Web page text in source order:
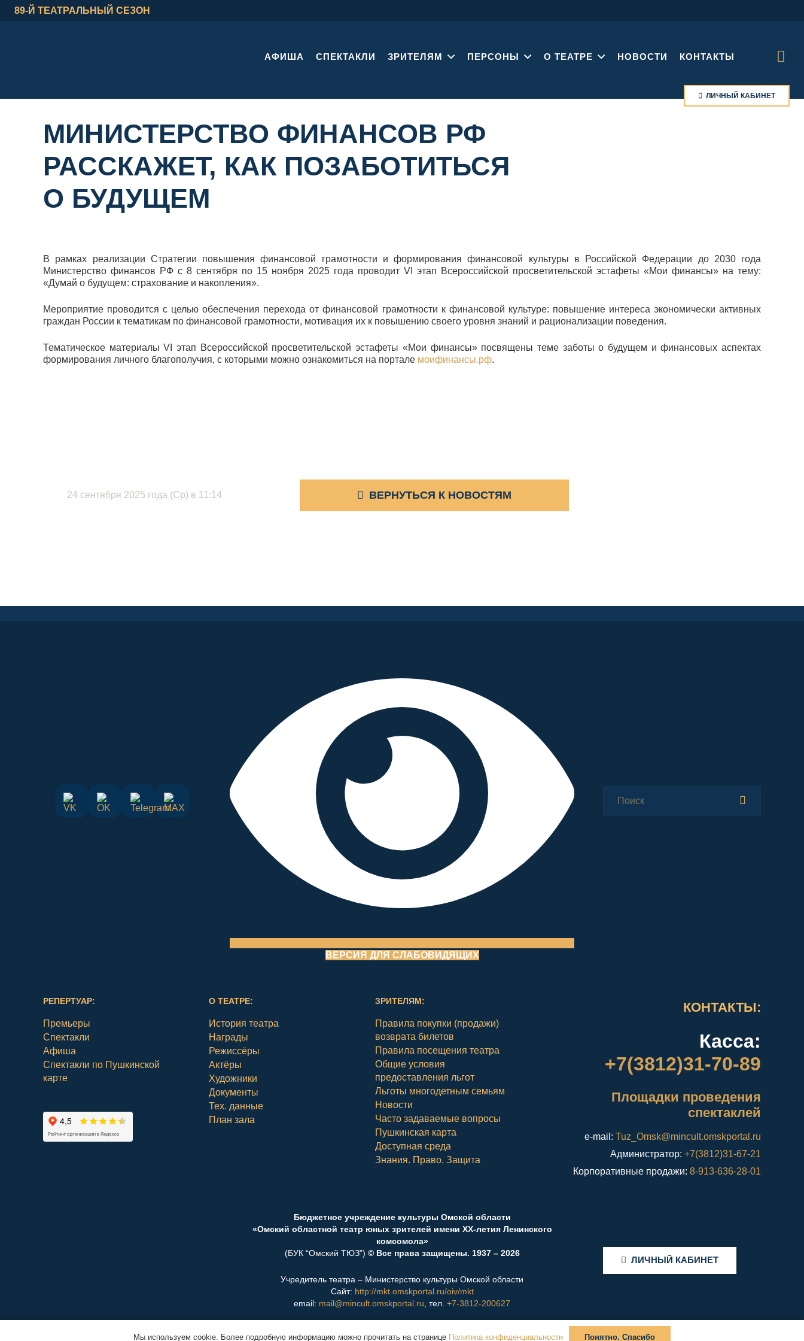
89-Й ТЕАТРАЛЬНЫЙ СЕЗОН
АФИША СПЕКТАКЛИ ЗРИТЕЛЯМ ПЕРСОНЫ О ТЕАТРЕ НОВОСТИ КОНТАКТЫ
ЛИЧНЫЙ КАБИНЕТ
МИНИСТЕРСТВО ФИНАНСОВ РФ
РАССКАЖЕТ, КАК ПОЗАБОТИТЬСЯ
О БУДУЩЕМ
В рамках реализации Стратегии повышения финансовой грамотности и формирования финансовой культуры в Российской Федерации до 2030 года
Министерство финансов РФ с 8 сентября по 15 ноября 2025 года проводит VI этап Всероссийской просветительской эстафеты «Мои финансы» на тему:
«Думай о будущем: страхование и накопления».
Мероприятие проводится с целью обеспечения перехода от финансовой грамотности к финансовой культуре: повышение интереса экономически активных
граждан России к тематикам по финансовой грамотности, мотивация их к повышению своего уровня знаний и рационализации поведения.
Тематическое материалы VI этап Всероссийской просветительской эстафеты «Мои финансы» посвящены теме заботы о будущем и финансовых аспектах
формирования личного благополучия, с которыми можно ознакомиться на портале моифинансы.рф.
24 сентября 2025 года (Ср) в 11:14 ВЕРНУТЬСЯ К НОВОСТЯМ
ВЕРСИЯ ДЛЯ СЛАБОВИДЯЩИХ
РЕПЕРТУАР:
Премьеры
Спектакли
Афиша
Спектакли по Пушкинской
карте
О ТЕАТРЕ:
История театра
Награды
Режиссёры
Актёры
Художники
Документы
Тех. данные
План зала
ЗРИТЕЛЯМ:
Правила покупки (продажи)
возврата билетов
Правила посещения театра
Общие условия
предоставления льгот
Льготы многодетным семьям
Новости
Часто задаваемые вопросы
Пушкинская карта
Доступная среда
Знания. Право. Защита
КОНТАКТЫ:
Касса:
+7(3812)31-70-89
Площадки проведения
спектаклей
e-mail: Tuz_Omsk@mincult.omskportal.ru
Администратор: +7(3812)31-67-21
Корпоративные продажи: 8-913-636-28-01
Бюджетное учреждение культуры Омской области
«Омский областной театр юных зрителей имени ХХ-летия Ленинского
комсомола»
(БУК “Омский ТЮЗ”) © Все права защищены. 1937 – 2026
Учредитель театра – Министерство культуры Омской области
Сайт: http://mkt.omskportal.ru/oiv/mkt
email: mail@mincult.omskportal.ru , тел. +7-3812-200627
ЛИЧНЫЙ КАБИНЕТ
Мы используем cookie. Более подробную информацию можно прочитать на странице Политика конфиденциальности Понятно. Спасибо